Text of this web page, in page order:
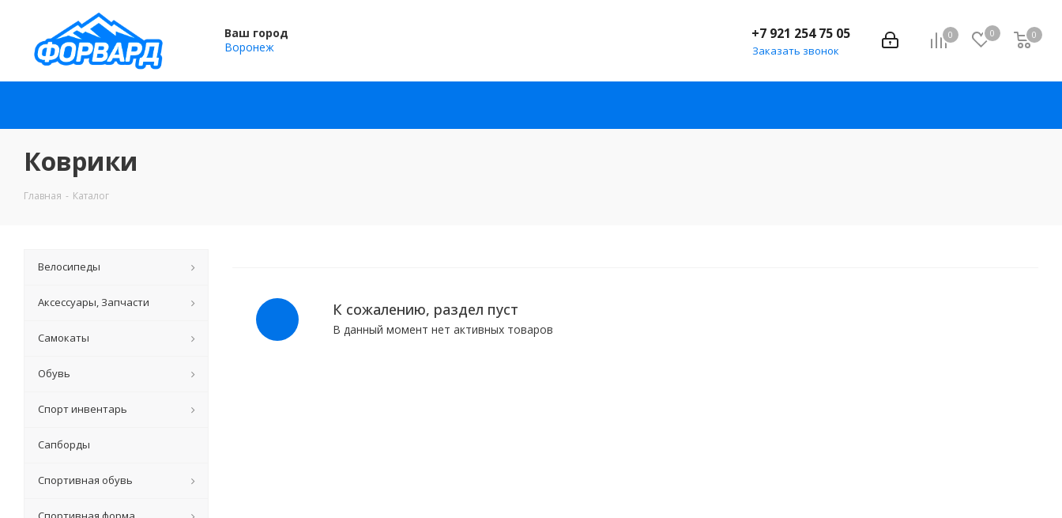
Ваш город
Воронеж
0 0 0
+7 921 254 75 05
Заказать звонок
Коврики
Главная - Каталог
К сожалению, раздел пуст
В данный момент нет активных товаров
Велосипеды
Аксессуары, Запчасти
Самокаты
Обувь
Спорт инвентарь
Сапборды
Спортивная обувь